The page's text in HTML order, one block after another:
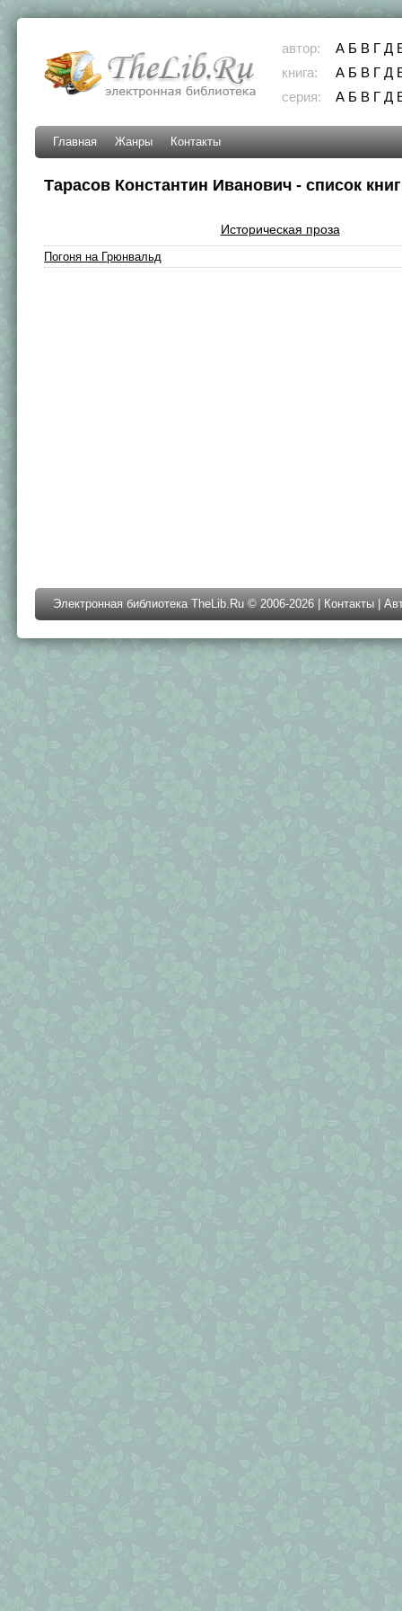
автор: А Б В Г Д
книга:
А Б В Г Д
серия:
А Б В Г Д
Главная Жанры Контакты
Тарасов Константин Иванович - список книг
Историческая проза
Погоня на Грюнвальд
Электронная библиотека TheLib.Ru © 2006-2026 | Контакты |